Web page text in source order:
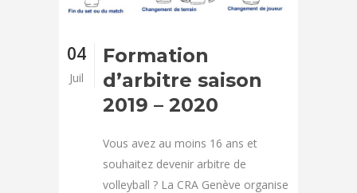
04
Juil
Formation
d’arbitre saison
2019 – 2020
Vous avez au moins 16 ans et
souhaitez devenir arbitre de
volleyball ? La CRA Genève organise